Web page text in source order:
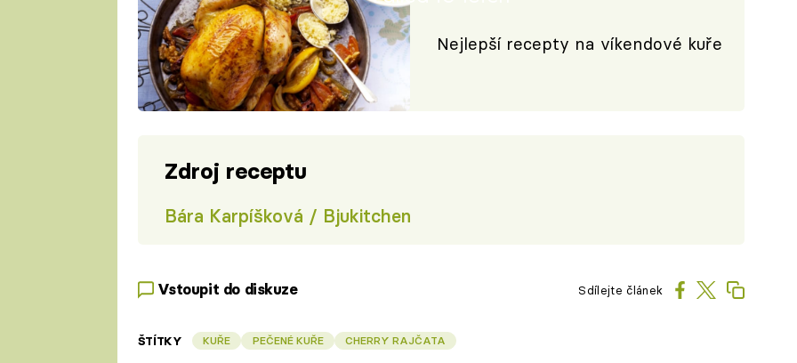
Nejlepší recepty na víkendové kuře
Zdroj receptu
Bára Karpíšková / Bjukitchen
Vstoupit do diskuze Sdílejte článek
ŠTÍTKY KUŘE PEČENÉ KUŘE CHERRY RAJČATA